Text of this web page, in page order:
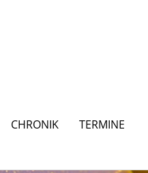
CHRONIK
TERMINE